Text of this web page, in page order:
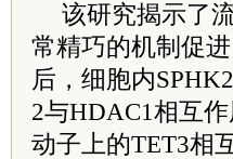
该研究揭示了
常精巧的机制促
后，细胞内
2与HDAC1相互
动子上的TET3相